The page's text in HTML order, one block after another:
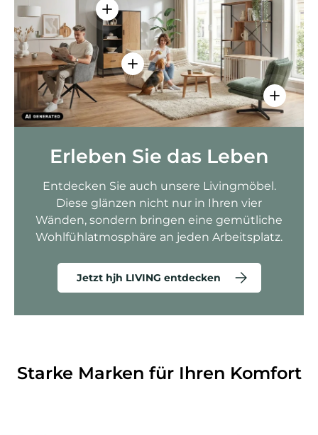
Einzelheiten anzeigen - AMIO H -
Einzelheiten anzeigen - Sitzolo 2
Erleben Sie das Leben
Entdecken Sie auch unsere Livingmöbel.
Diese glänzen nicht nur in Ihren vier
Wänden, sondern bringen eine gemütliche
Wohlfühlatmosphäre an jeden Arbeitsplatz.
Jetzt hjh LIVING entdecken
Starke Marken für Ihren Komfort